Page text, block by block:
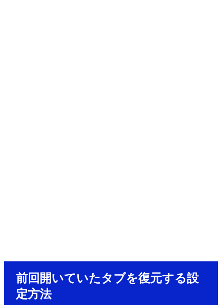
前回開いていたタブを復元する設
定方法